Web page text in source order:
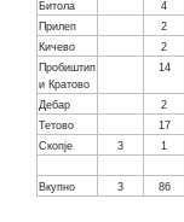
Битола
4
Прилеп
2
Кичево
2
Пробиштип
и Кратово
14
Дебар 2
Тетово
17
Скопје
3 1
Вкупно 3 86